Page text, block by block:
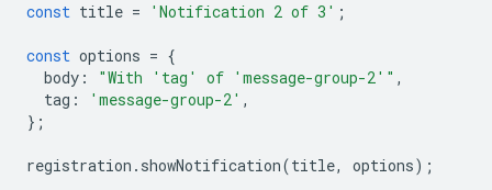
const title = 'Notification 2 of 3' ;
const options = {
body : "With 'tag' of 'message-group-2'" ,
tag : 'message-group-2' ,
};
registration . showNotification(title, options);